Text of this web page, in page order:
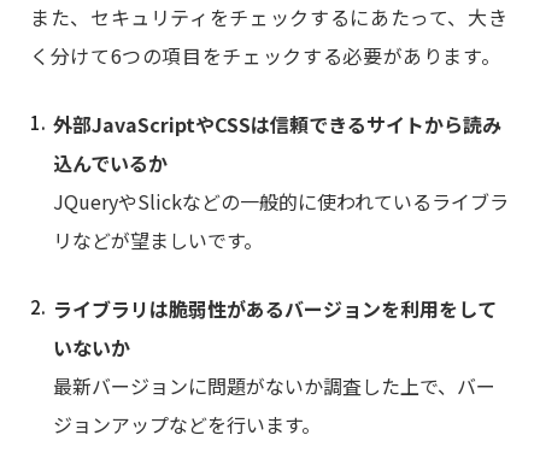
また、セキュリティをチェックするにあたって、大き
く分けて6つの項目をチェックする必要があります。
外部JavaScriptやCSSは信頼できるサイトから読み
込んでいるか
JQueryやSlickなどの一般的に使われているライブラ
リなどが望ましいです。
ライブラリは脆弱性があるバージョンを利用をして
いないか
最新バージョンに問題がないか調査した上で、バー
ジョンアップなどを行います。